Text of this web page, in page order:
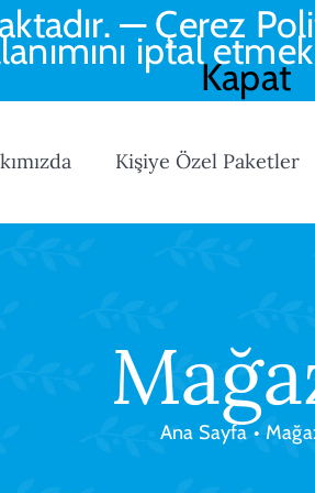
Kişiye Özel Paketler
Ana Sayfa •
— Çerez
iptal
Kapat